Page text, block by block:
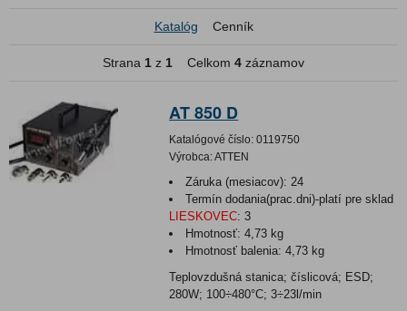
Katalóg Cenník
Strana 1 z 1 Celkom 4 záznamov
AT 850 D
Katalógové číslo: 0119750
Výrobca:ATTEN
Záruka (mesiacov): 24
Termín dodania(prac.dni)-platí pre sklad
LIESKOVEC: 3
Hmotnosť:4,73 kg
Hmotnosť balenia:4,73 kg
Teplovzdušná stanica; číslicová; ESD;
280W; 100÷480°C; 3÷23l/min